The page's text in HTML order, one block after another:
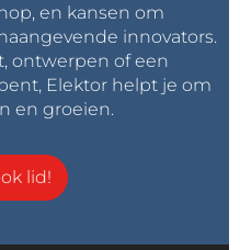
en kansen om
innovators.
ontwerpen of een
Elektor helpt je om
en groeien.
lid!